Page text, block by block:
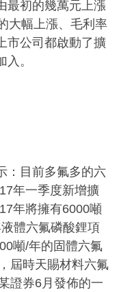
最初的幾萬元上漲
大幅上漲、毛利率
市公司都啟動了擴
。
：目前多氟多的六
年一季度新增擴
年將擁有6000噸
體六氟磷酸鋰項
噸/年的固體六氟
屆時天賜材料六氟
證券6月發佈的一